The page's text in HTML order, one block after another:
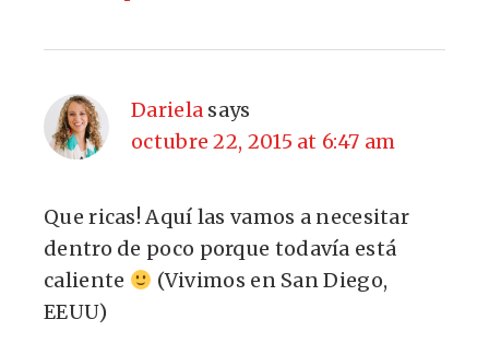
Dariela says
octubre 22, 2015 at 6:47 am
Que ricas! Aquí las vamos a necesitar
dentro de poco porque todavía está
caliente
(Vivimos en San Diego,
EEUU)